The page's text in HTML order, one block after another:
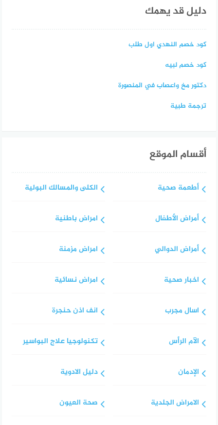
دليل قد يهمك
كود خصم النهدي اول طلب
كود خصم لبيه
دكتور مخ واعصاب في المنصورة
ترجمة طبية
أقسام الموقع
أطعمة صحية
أمراض الأطفال
أمراض الدوالي
اخبار صحية
اسال مجرب
الآم الرأس
الإدمان
الامراض الجلدية
الكلى والمسالك البولية
امراض باطنية
امراض مزمنة
امراض نسائية
انف اذن حنجرة
تكنولوجيا علاج البواسير
دليل الادوية
صحة العيون